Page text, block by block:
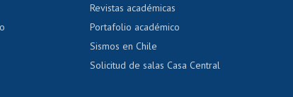
y violencia Denuncias administrativas
Revistas académicas
Portafolio académico
Sismos en Chile
Solicitud de salas Casa Central